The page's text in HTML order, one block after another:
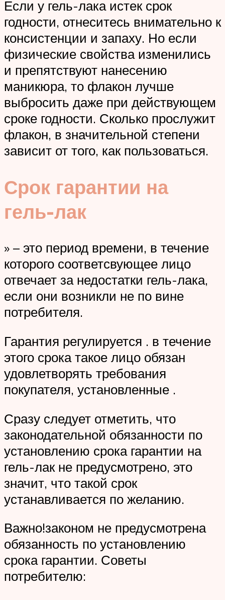
Если у гель-лака истек срок
годности, отнеситесь внимательно к
консистенции и запаху. Но если
физические свойства изменились
и препятствуют нанесению
маникюра, то флакон лучше
выбросить даже при действующем
сроке годности. Сколько прослужит
флакон, в значительной степени
зависит от того, как пользоваться.
Срок гарантии на
гель-лак
» – это период времени, в течение
которого соответсвующее лицо
отвечает за недостатки гель-лака,
если они возникли не по вине
потребителя.
Гарантия регулируется . в течение
этого срока такое лицо обязан
удовлетворять требования
покупателя, установленные .
Сразу следует отметить, что
законодательной обязанности по
установлению срока гарантии на
гель-лак не предусмотрено, это
значит, что такой срок
устанавливается по желанию.
Важно!законом не предусмотрена
обязанность по установлению
срока гарантии. Советы
потребителю: